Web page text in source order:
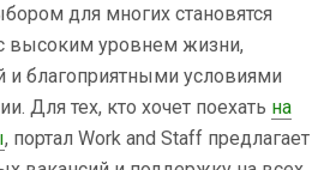
для многих становятся
высоким уровнем жизни,
и благоприятными условиями
Для тех, кто хочет поехать на
, портал Work and Staff предлагает